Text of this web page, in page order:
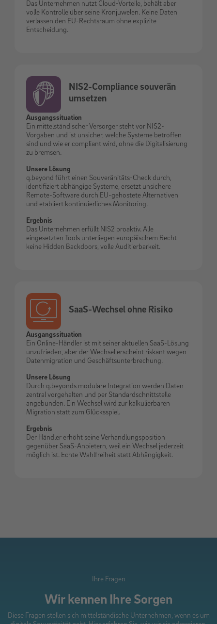
Das Unternehmen nutzt Cloud-Vorteile, behält aber
volle Kontrolle über seine Kronjuwelen. Keine Daten
verlassen den EU-Rechtsraum ohne explizite
Entscheidung.
NIS2-Compliance souverän
umsetzen
Ausgangssituation
Ein mittelständischer Versorger steht vor NIS2-
Vorgaben und ist unsicher, welche Systeme betroffen
sind und wie er compliant wird, ohne die Digitalisierung
zu bremsen.
Unsere Lösung
q.beyond führt einen Souveränitäts-Check durch,
identifiziert abhängige Systeme, ersetzt unsichere
Remote-Software durch EU-gehostete Alternativen
und etabliert kontinuierliches Monitoring.
Ergebnis
Das Unternehmen erfüllt NIS2 proaktiv. Alle
eingesetzten Tools unterliegen europäischem Recht –
keine Hidden Backdoors, volle Auditierbarkeit.
SaaS-Wechsel ohne Risiko
Ausgangssituation
Ein Online-Händler ist mit seiner aktuellen SaaS-Lösung
unzufrieden, aber der Wechsel erscheint riskant wegen
Datenmigration und Geschäftsunterbrechung.
Unsere Lösung
Durch q.beyonds modulare Integration werden Daten
zentral vorgehalten und per Standardschnittstelle
angebunden. Ein Wechsel wird zur kalkulierbaren
Migration statt zum Glücksspiel.
Ergebnis
Der Händler erhöht seine Verhandlungsposition
gegenüber SaaS-Anbietern, weil ein Wechsel jederzeit
möglich ist. Echte Wahlfreiheit statt Abhängigkeit.
Ihre Fragen
Wir kennen Ihre Sorgen
Diese Fragen stellen sich mittelständische Unternehmen, wenn es um